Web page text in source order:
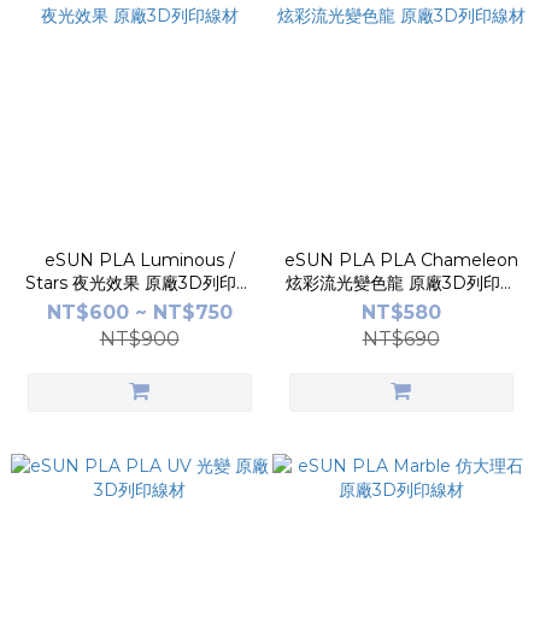
eSUN PLA Luminous /
Stars 夜光效果 原廠3D列印線
材
NT$600 ~ NT$750
NT$900
eSUN PLA PLA Chameleon
炫彩流光變色龍 原廠3D列印線
材
NT$580
NT$690